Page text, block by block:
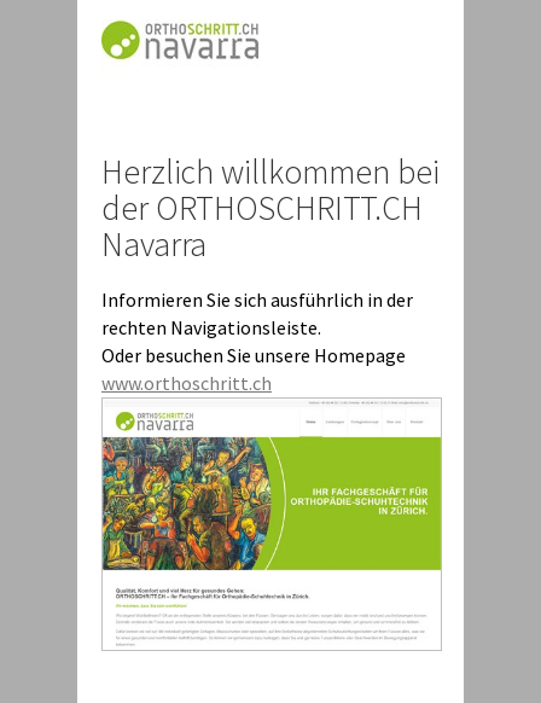
Herzlich willkommen bei
der ORTHOSCHRITT.CH
Navarra
Informieren Sie sich ausführlich in der
rechten Navigationsleiste.
Oder besuchen Sie unsere Homepage
www.orthoschritt.ch